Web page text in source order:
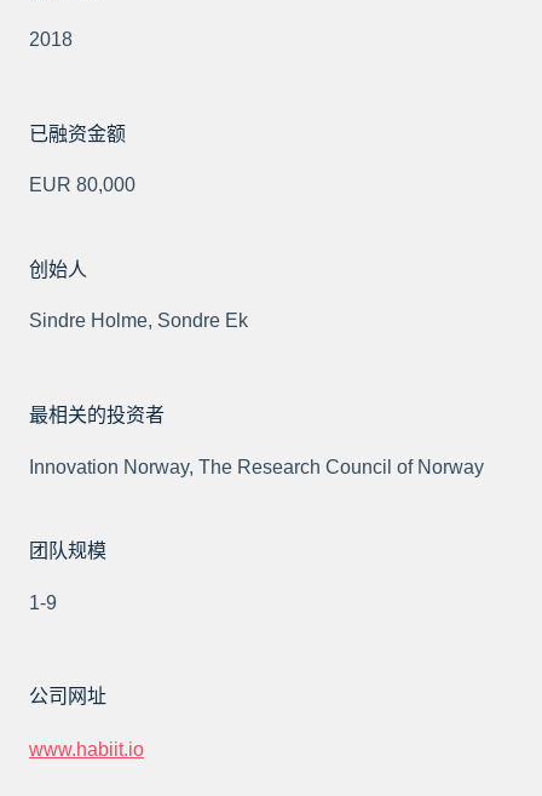
2018
已融资金额
EUR 80,000
创始人
Sindre Holme, Sondre Ek
最相关的投资者
Innovation Norway, The Research Council of Norway
团队规模
1-9
公司网址
www.habiit.io